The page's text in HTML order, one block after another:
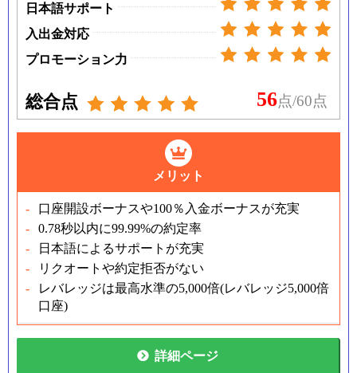
日本語サポート
入出金対応
プロモーション力
総合点 56点/60点
メリット
口座開設ボーナスや100％入金ボーナスが充実
0.78秒以内に99.99%の約定率
日本語によるサポートが充実
リクオートや約定拒否がない
レバレッジは最高水準の5,000倍(レバレッジ5,000倍
口座)
詳細ページ